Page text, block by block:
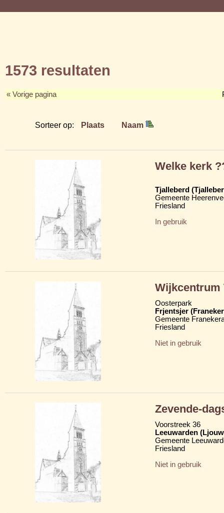
1573 resultaten
« Vorige pagina
Sorteer op: Plaats Naam
Welke kerk
Tjalleberd
Gemeente
Friesland
In gebruik
Wijkcentrum
Oosterpark
Frjentsjer
Gemeente
Friesland
Niet in gebruik
Zevende-
Voorstreek 36
Leeuwarden
Gemeente
Friesland
Niet in gebruik